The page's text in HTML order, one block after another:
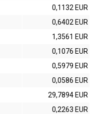
0,1132 EUR
0,6402 EUR
1,3561 EUR
0,1076 EUR
0,5979 EUR
0,0586 EUR
29,7894 EUR
0,2263 EUR